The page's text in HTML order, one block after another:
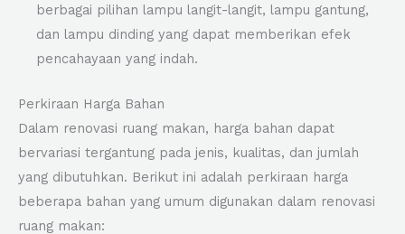
berbagai pilihan lampu langit-langit, lampu gantung,
dan lampu dinding yang dapat memberikan efek
pencahayaan yang indah.
Perkiraan Harga Bahan
Dalam renovasi ruang makan, harga bahan dapat
bervariasi tergantung pada jenis, kualitas, dan jumlah
yang dibutuhkan. Berikut ini adalah perkiraan harga
beberapa bahan yang umum digunakan dalam renovasi
ruang makan: